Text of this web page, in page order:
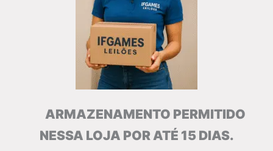
ARMAZENAMENTO PERMITIDO
NESSA LOJA POR ATÉ 15 DIAS.